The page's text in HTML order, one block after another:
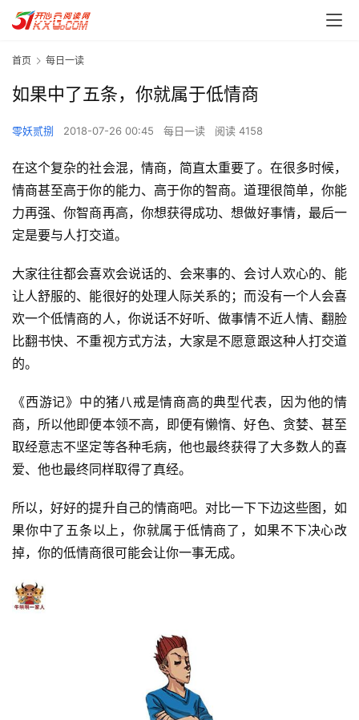
首页 每日一读
如果中了五条，你就属于低情商
零妖贰捌 2018-07-26 00:45 每日一读 阅读 4158
在这个复杂的社会混，情商，简直太重要了。在很多时候，
情商甚至高于你的能力、高于你的智商。道理很简单，你能
力再强、你智商再高，你想获得成功、想做好事情，最后一
定是要与人打交道。
大家往往都会喜欢会说话的、会来事的、会讨人欢心的、能
让人舒服的、能很好的处理人际关系的；而没有一个人会喜
欢一个低情商的人，你说话不好听、做事情不近人情、翻脸
比翻书快、不重视方式方法，大家是不愿意跟这种人打交道
的。
《西游记》中的猪八戒是情商高的典型代表，因为他的情
商，所以他即便本领不高，即便有懒惰、好色、贪婪、甚至
取经意志不坚定等各种毛病，他也最终获得了大多数人的喜
爱、他也最终同样取得了真经。
所以，好好的提升自己的情商吧。对比一下下边这些图，如
果你中了五条以上，你就属于低情商了，如果不下决心改
掉，你的低情商很可能会让你一事无成。